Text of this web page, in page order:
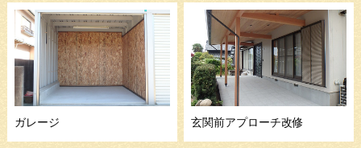
ガレージ 玄関前アプローチ改修